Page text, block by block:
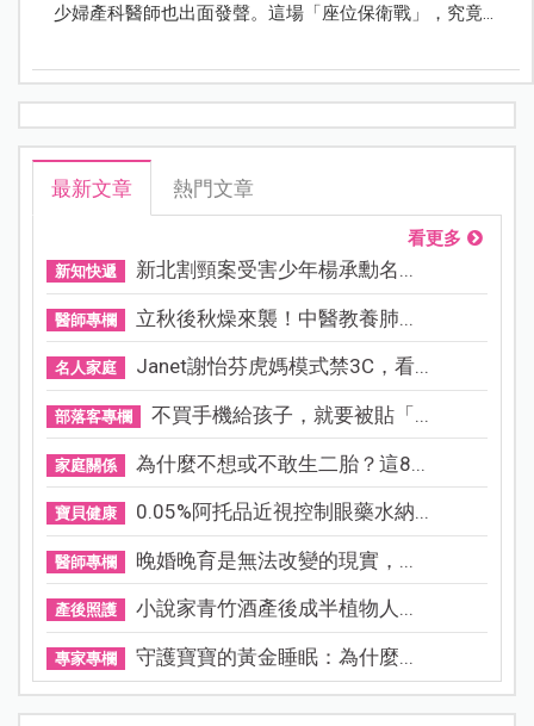
少婦產科醫師也出面發聲。這場「座位保衛戰」，究竟
最新文章 熱門文章
看更多
新知快遞 新北割頸案受害少年楊承勳名...
醫師專欄 立秋後秋燥來襲！中醫教養肺...
名人家庭 Janet謝怡芬虎媽模式禁3C，看...
部落客專欄 不買手機給孩子，就要被貼「...
家庭關係 為什麼不想或不敢生二胎？這8...
寶貝健康 0.05%阿托品近視控制眼藥水納...
醫師專欄 晚婚晚育是無法改變的現實，...
產後照護 小說家青竹酒產後成半植物人...
專家專欄 守護寶寶的黃金睡眠：為什麼...